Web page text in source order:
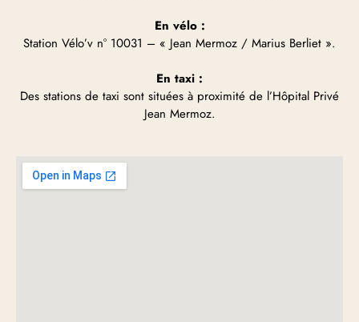
En vélo :
Station Vélo’v n° 10031 – « Jean Mermoz / Marius Berliet ».
En taxi :
Des stations de taxi sont situées à proximité de l’Hôpital Privé
Jean Mermoz.